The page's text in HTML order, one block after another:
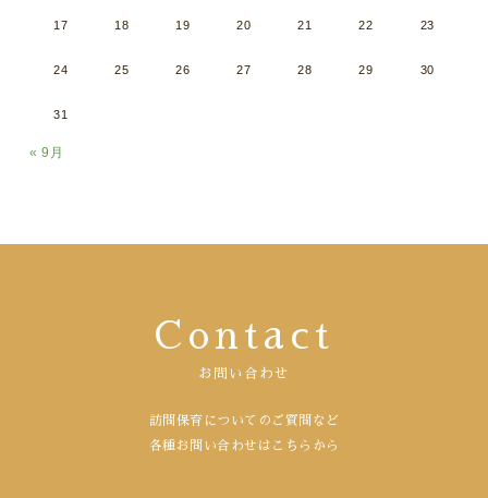
17 18 19 20 21 22 23
24 25 26 27 28 29 30
31
« 9月
Contact
お問い合わせ
訪問保育についてのご質問など
各種お問い合わせはこちらから